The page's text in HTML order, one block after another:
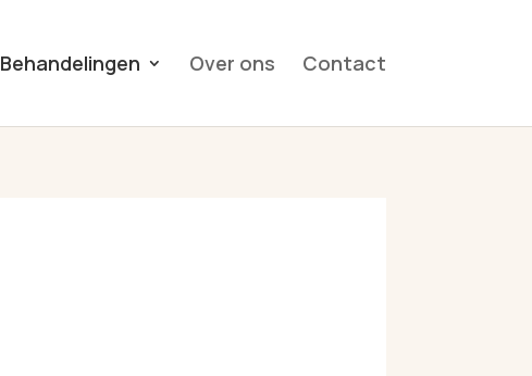
Behandelingen Over ons Contact